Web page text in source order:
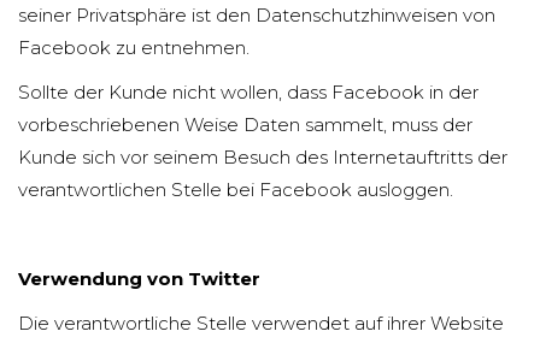
seiner Privatsphäre ist den Datenschutzhinweisen von
Facebook zu entnehmen.
Sollte der Kunde nicht wollen, dass Facebook in der
vorbeschriebenen Weise Daten sammelt, muss der
Kunde sich vor seinem Besuch des Internetauftritts der
verantwortlichen Stelle bei Facebook ausloggen.
Verwendung von Twitter
Die verantwortliche Stelle verwendet auf ihrer Website